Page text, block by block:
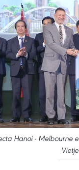
Hanoi - Melbourne